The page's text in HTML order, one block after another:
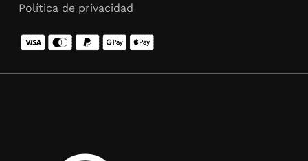
Política de privacidad